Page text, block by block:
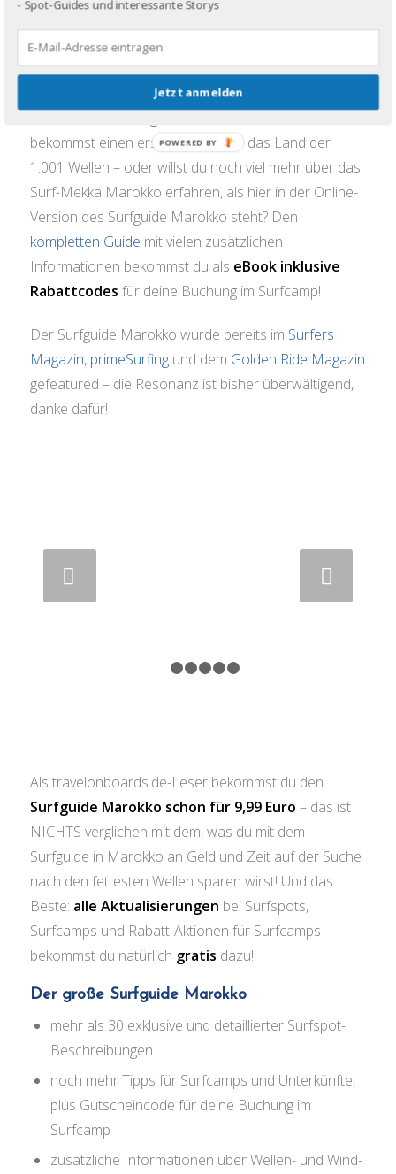
Hol dir den umfangreichen Surfguide Marokko
bekommst einen ersten Einblick in das Land der
1.001 Wellen – oder willst du noch viel mehr über das
Surf-Mekka Marokko erfahren, als hier in der Online-
Version des Surfguide Marokko steht? Den
kompletten Guide mit vielen zusätzlichen
Informationen bekommst du als eBook inklusive
Rabattcodes für deine Buchung im Surfcamp!
Der Surfguide Marokko wurde bereits im Surfers
Magazin, primeSurfingund dem Golden Ride Magazin
gefeatured – die Resonanz ist bisher überwältigend,
danke dafür!
Als travelonboards.de-Leser bekommst du den
Surfguide Marokko schon für 9,99 Euro – das ist
NICHTS verglichen mit dem, was du mit dem
Surfguide in Marokko an Geld und Zeit auf der Suche
nach den fettesten Wellen sparen wirst! Und das
Beste: alle Aktualisierungen bei Surfspots,
Surfcamps und Rabatt-Aktionen für Surfcamps
bekommst du natürlich gratis dazu!
Der große Surfguide Marokko
mehr als 30 exklusive und detaillierter Surfspot-
Beschreibungen
noch mehr Tipps für Surfcamps und Unterkünfte,
plus Gutscheincode für deine Buchung im
Surfcamp
zusätzliche Informationen über Wellen- und Wind-
- Spot-Guides und interessante Storys
Jetzt anmelden
POWERED
BY